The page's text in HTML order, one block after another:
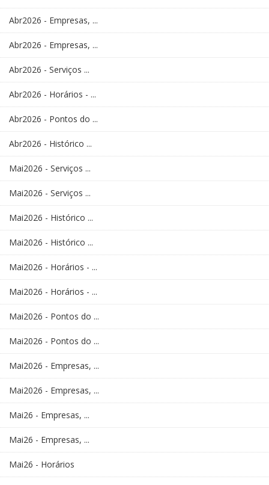
Abr2026 - Empresas, ...
Abr2026 - Empresas, ...
Abr2026 - Serviços ...
Abr2026 - Horários - ...
Abr2026 - Pontos do ...
Abr2026 - Histórico ...
Mai2026 - Serviços ...
Mai2026 - Serviços ...
Mai2026 - Histórico ...
Mai2026 - Histórico ...
Mai2026 - Horários - ...
Mai2026 - Horários - ...
Mai2026 - Pontos do ...
Mai2026 - Pontos do ...
Mai2026 - Empresas, ...
Mai2026 - Empresas, ...
Mai26 - Empresas, ...
Mai26 - Empresas, ...
Mai26 - Horários